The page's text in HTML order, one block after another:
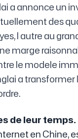
a annonce un
des
l autre au
marge
le modele
a transformer
de leur temps.
en Chine,